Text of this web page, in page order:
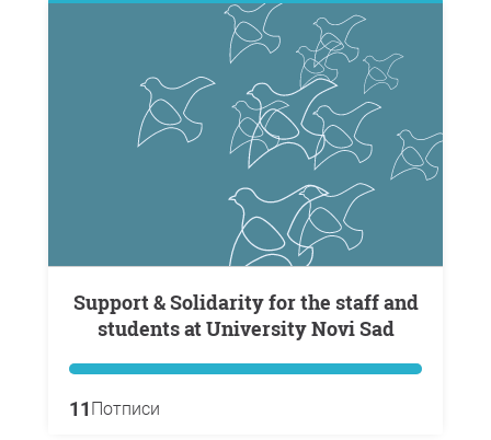
Support & Solidarity for the staff and
students at University Novi Sad
11 Потписи